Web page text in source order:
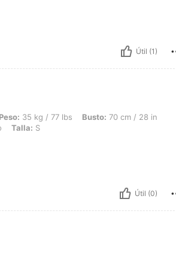
Útil (1)
lbs, Busto: 70 cm / 28 in, Cintura: 55 cm / 22 in,
Peso: 35 kg / 77 lbs Busto: 70 cm / 28 in
Talla: S
Útil (0)